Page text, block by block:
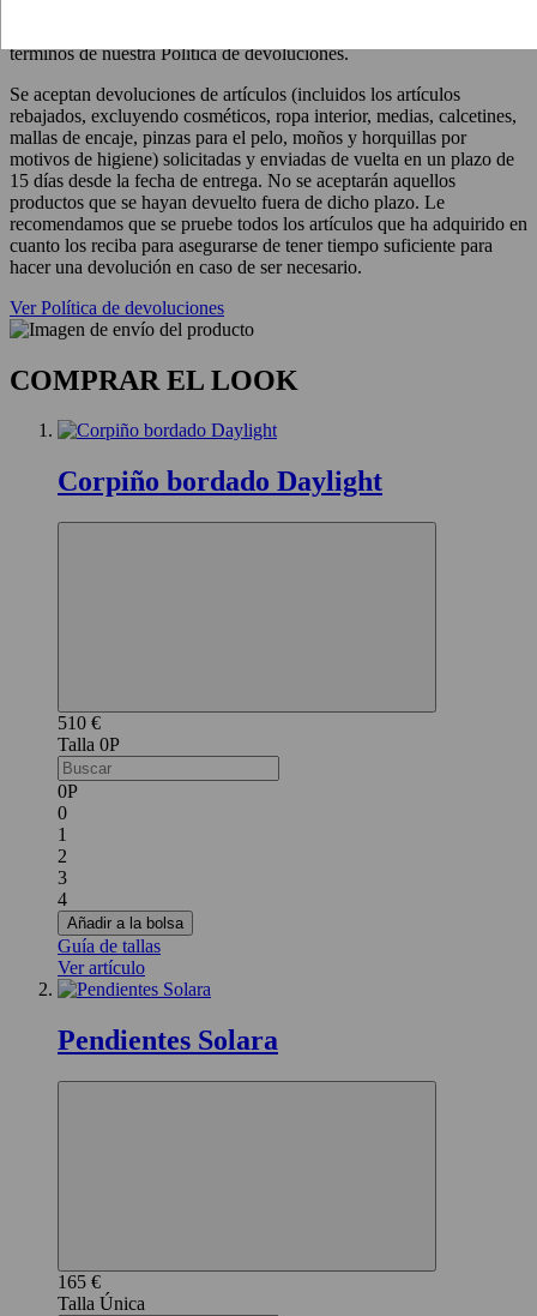
términos de nuestra Política de devoluciones.
Se aceptan devoluciones de artículos (incluidos los artículos
rebajados, excluyendo cosméticos, ropa interior, medias, calcetines,
mallas de encaje, pinzas para el pelo, moños y horquillas por
motivos de higiene) solicitadas y enviadas de vuelta en un plazo de
15 días desde la fecha de entrega. No se aceptarán aquellos
productos que se hayan devuelto fuera de dicho plazo. Le
recomendamos que se pruebe todos los artículos que ha adquirido en
cuanto los reciba para asegurarse de tener tiempo suficiente para
hacer una devolución en caso de ser necesario.
Ver Política de devoluciones
COMPRAR EL LOOK
Corpiño bordado Daylight
510 €
0P
0P
0
1
2
3
4
Añadir a la bolsa
Guía de tallas
Ver artículo
Pendientes Solara
165 €
Única